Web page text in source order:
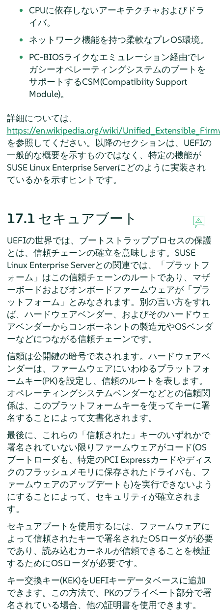
CPUに依存しないアーキテクチャおよびドラ
イバ。
ネットワーク機能を持つ柔軟なプレOS環境。
PC-BIOSライクなエミュレーション経由でレ
ガシーオペレーティングシステムのブートを
サポートするCSM(Compatibiity Support
Module)。
詳細については、
https://en.wikipedia.org/wiki/
を参照してください。以降のセクションは、UEFIの
一般的な概要を示すものではなく、特定の機能が
SUSE Linux Enterprise Serverにどのように実装され
ているかを示すヒントです。
17.1 セキュアブート
UEFIの世界では、ブートストラッププロセスの保護
とは、信頼チェーンの確立を意味します。 SUSE
Linux Enterprise Serverとの関連では、 「プラットフ
ォーム 」 はこの信頼チェーンのルートであり、マザ
ーボードおよびオンボードファームウェアが「プラ
ットフォーム 」 とみなされます。別の言い方をすれ
ば、ハードウェアベンダー、およびそのハードウェ
アベンダーからコンポーネントの製造元やOSベンダ
ーなどにつながる信頼チェーンです。
信頼は公開鍵の暗号で表されます。ハードウェアベ
ンダーは、ファームウェアにいわゆるプラットフォ
ームキー(PK)を設定し、信頼のルートを表します。
オペレーティングシステムベンダーなどとの信頼関
係は、このプラットフォームキーを使ってキーに署
名することによって文書化されます。
最後に、これらの「信頼された 」 キーのいずれかで
署名されていない限りファームウェアがコード(OS
ブートローダも、特定のPCI Expressカードやディス
クのフラッシュメモリに保存されたドライバも、フ
ァームウェアのアップデートも)を実行できないよう
にすることによって、セキュリティが確立されま
す。
セキュアブートを使用するには、ファームウェアに
よって信頼されたキーで署名されたOSローダが必要
であり、読み込むカーネルが信頼できることを検証
するためにOSローダが必要です。
キー交換キー(KEK)をUEFIキーデータベースに追加
できます。この方法で、PKのプライベート部分で署
名されている場合、他の証明書を使用できます。